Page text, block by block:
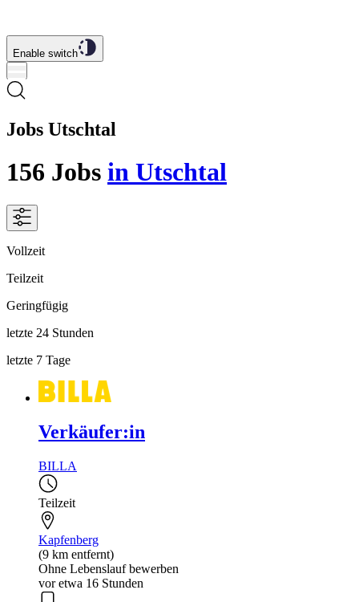
Enable switch
Jobs Utschtal
156 Jobs in Utschtal
Vollzeit
Teilzeit
Geringfügig
letzte 24 Stunden
letzte 7 Tage
Verkäufer:in
BILLA
Teilzeit
Kapfenberg
(9 km entfernt)
Ohne Lebenslauf bewerben
vor etwa 16 Stunden